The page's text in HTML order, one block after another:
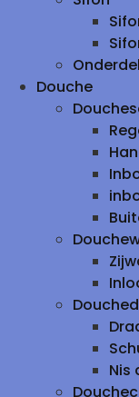
Douche
Nis